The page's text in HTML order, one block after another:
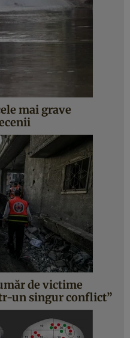
mai grave
de victime
un singur conflict”